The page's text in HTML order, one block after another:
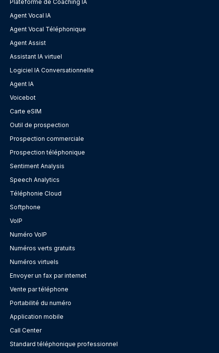
Plateforme de Coaching IA
Agent Vocal IA
Agent Vocal Téléphonique
Agent Assist
Assistant IA virtuel
Logiciel IA Conversationnelle
Agent IA
Voicebot
Carte eSIM
Outil de prospection
Prospection commerciale
Prospection téléphonique
Sentiment Analysis
Speech Analytics
Téléphonie Cloud
Softphone
VoIP
Numéro VoIP
Numéros verts gratuits
Numéros virtuels
Envoyer un fax par internet
Vente par téléphone
Portabilité du numéro
Application mobile
Call Center
Standard téléphonique professionnel